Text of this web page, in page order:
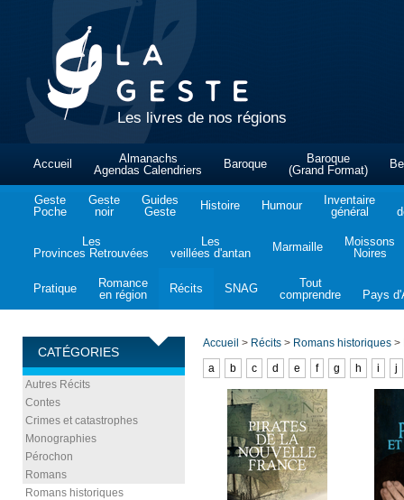
Les livres de nos régions
Accueil
Almanachs
Agendas Calendriers
Baroque
Baroque
(Grand Format)
Geste
Poche
Geste
noir
Guides
Geste
Histoire Humour
Inventaire
général
Les
Provinces Retrouvées
Les
veillées d'antan
Marmaille
Moissons
Noires
Pratique
Romance
en région
Récits SNAG
Tout
comprendre
Pays
CATÉGORIES
Autres Récits
Contes
Crimes et catastrophes
Monographies
Pérochon
Romans
Romans historiques
Accueil > Récits > Romans historiques >
a
b c d e f g h i j